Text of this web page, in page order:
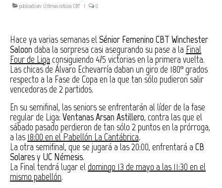
publicado en: Últimas noticias CBT 0
Hace ya varias semanas elSénior Femenino CBT Winchester
Saloon daba la sorpresa casi asegurando su pase a la Final
Four de Liga consiguiendo 4/5 victorias en la primera vuelta.
Las chicas de Álvaro Echevarría daban un giro de 180º grados
respecto a la Fase de Copa en la que tan sólo pudieron salir
vencedoras de 2 partidos.
En su semifinal, las seniors se enfrentarán al líder de la fase
regular de Liga: Ventanas Arsan Astillero, contra las que el
sábado pasado perdieron de tan sólo 2 puntos en la prórroga,
a las 18:00 en el Pabellón La Cantábrica.
La otra semifinal, que se jugará a las 20:00, enfrentará aCB
Solaresy UC Némesis.
La Final tendrá lugar el domingo 13 de mayo a las 11:30 en el
mismo pabellón.